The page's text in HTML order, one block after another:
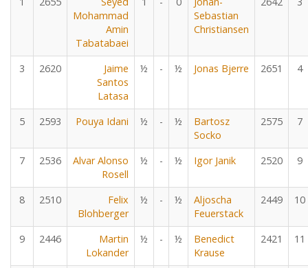
Mohammad
Amin
Tabatabaei
Sebastian
Christiansen
3 2620
Jaime
Santos
Latasa
½ - ½ Jonas Bjerre 2651 4
5 2593 Pouya Idani ½ - ½
Bartosz
Socko
2575 7
7 2536
Alvar Alonso
Rosell
½ - ½ Igor Janik 2520 9
8 2510
Felix
Blohberger
½ - ½
Aljoscha
Feuerstack
2449 10
9 2446
Martin
Lokander
½ - ½
Benedict
Krause
2421 11